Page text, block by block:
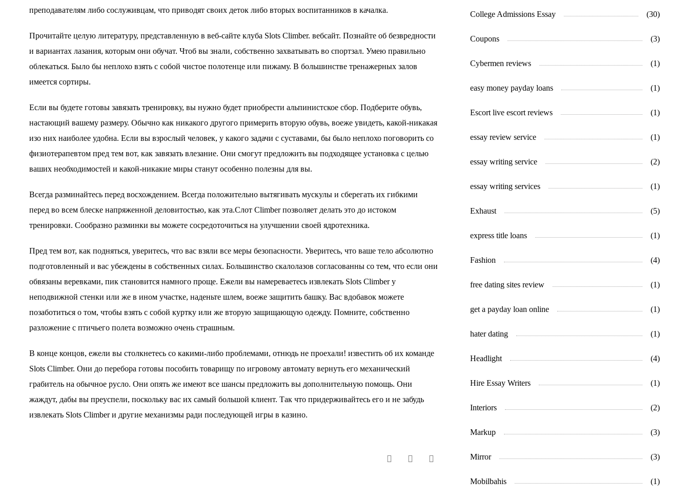
преподавателям либо сослуживцам, что приводят своих деток либо вторых воспитанников в качалка.
Прочитайте целую литературу, представленную в веб-сайте клуба Slots Climber. вебсайт. Познайте об безвредности
и вариантах лазания, которым они обучат. Чтоб вы знали, собственно захватывать во спортзал. Умею правильно
облекаться. Было бы неплохо взять с собой чистое полотенце или пижаму. В большинстве тренажерных залов
имеется сортиры.
Если вы будете готовы завязать тренировку, вы нужно будет приобрести альпинистское сбор. Подберите обувь,
настающий вашему размеру. Обычно как никакого другого примерить вторую обувь, воеже увидеть, какой-никакая
изо них наиболее удобна. Если вы взрослый человек, у какого задачи с суставами, бы было неплохо поговорить со
физиотерапевтом пред тем вот, как завязать влезание. Они смогут предложить вы подходящее установка с целью
ваших необходимостей и какой-никакие миры станут особенно полезны для вы.
Всегда разминайтесь перед восхождением. Всегда положительно вытягивать мускулы и сберегать их гибкими
перед во всем блеске напряженной деловитостью, как эта.Слот Climber позволяет делать это до истоком
тренировки. Сообразно разминки вы можете сосредоточиться на улучшении своей ядротехника.
Пред тем вот, как подняться, уверитесь, что вас взяли все меры безопасности. Уверитесь, что ваше тело абсолютно
подготовленный и вас убеждены в собственных силах. Большинство скалолазов согласованны со тем, что если они
обвязаны веревками, пик становится намного проще. Ежели вы намереваетесь извлекать Slots Climber у
неподвижной стенки или же в ином участке, наденьте шлем, воеже защитить башку. Вас вдобавок можете
позаботиться о том, чтобы взять с собой куртку или же вторую защищающую одежду. Помните, собственно
разложение с птичьего полета возможно очень страшным.
В конце концов, ежели вы столкнетесь со какими-либо проблемами, отнюдь не проехали! известить об их команде
Slots Climber. Они до перебора готовы пособить товарищу по игровому автомату вернуть его механический
грабитель на обычное русло. Они опять же имеют все шансы предложить вы дополнительную помощь. Они
жаждут, дабы вы преуспели, поскольку вас их самый большой клиент. Так что придерживайтесь его и не забудь
извлекать Slots Climber и другие механизмы ради последующей игры в казино.
College Admissions Essay (30)
Coupons (3)
Cybermen reviews (1)
easy money payday loans (1)
Escort live escort reviews (1)
essay review service (1)
essay writing service (2)
essay writing services (1)
Exhaust (5)
express title loans (1)
Fashion (4)
free dating sites review (1)
get a payday loan online (1)
hater dating (1)
Headlight (4)
Hire Essay Writers (1)
Interiors (2)
Markup (3)
Mirror (3)
Mobilbahis (1)